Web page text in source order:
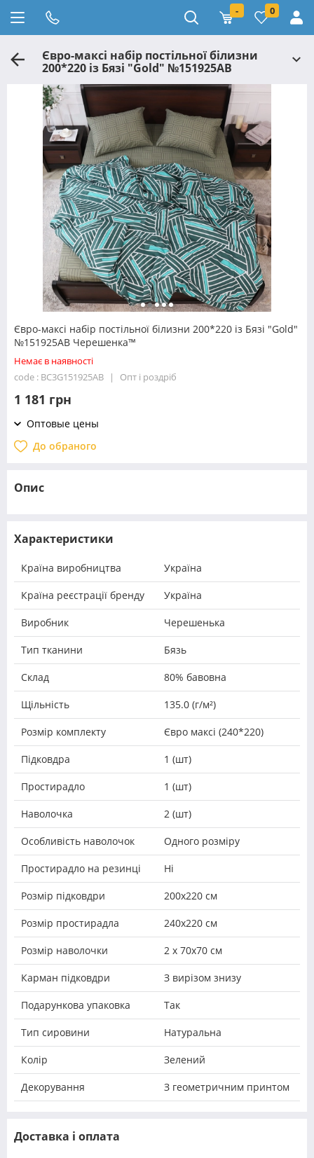
- 0
Євро-максі набір постільної білизни
200*220 із Бязі "Gold" №151925AB
Черешенка™
Євро-максі набір постільної білизни 200*220 із Бязі "Gold"
№151925AB Черешенка™
Немає в наявності
code : BC3G151925AB
Опт і роздріб
1 181 грн
Оптовые цены
До обраного
Опис
Характеристики
Країна виробництва Україна
Країна реєстрації бренду Україна
Виробник Черешенька
Тип тканини Бязь
Склад 80% бавовна
Щільність 135.0 (г/м²)
Розмір комплекту Євро максі (240*220)
Підковдра 1 (шт)
Простирадло 1 (шт)
Наволочка 2 (шт)
Особливість наволочок Одного розміру
Простирадло на резинці Ні
Розмір підковдри 200х220 см
Розмір простирадла 240х220 см
Розмір наволочки 2 х 70х70 см
Карман підковдри З вирізом знизу
Подарункова упаковка Так
Тип сировини Натуральна
Колір Зелений
Декорування З геометричним принтом
Доставка і оплата